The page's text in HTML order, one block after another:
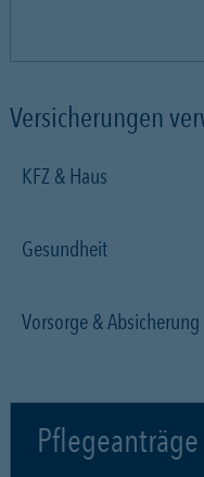
Versicherungen
KFZ & Haus
Gesundheit
Vorsorge & Absicherung
Pflegeanträge